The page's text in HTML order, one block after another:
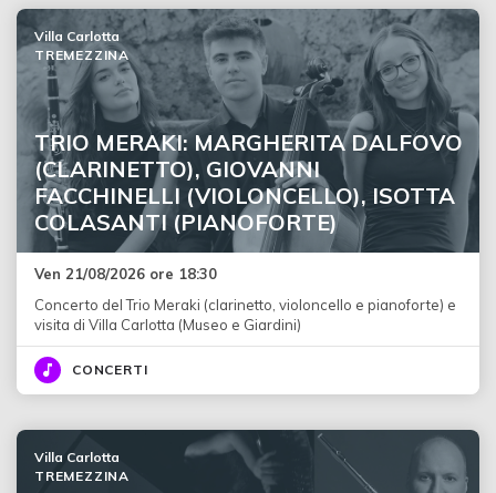
TRIO MERAKI: MARGHERITA DALFOVO
(CLARINETTO), GIOVANNI
FACCHINELLI (VIOLONCELLO), ISOTTA
COLASANTI (PIANOFORTE)
Villa Carlotta
TREMEZZINA
Ven 21/08/2026 ore 18:30
Concerto del Trio Meraki (clarinetto, violoncello e pianoforte) e
visita di Villa Carlotta (Museo e Giardini)
CONCERTI
Villa Carlotta
TREMEZZINA